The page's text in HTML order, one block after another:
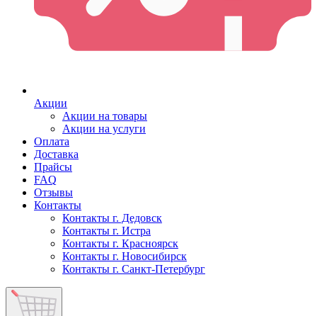
Акции
Акции на товары
Акции на услуги
Оплата
Доставка
Прайсы
FAQ
Отзывы
Контакты
Контакты г. Дедовск
Контакты г. Истра
Контакты г. Красноярск
Контакты г. Новосибирск
Контакты г. Санкт-Петербург